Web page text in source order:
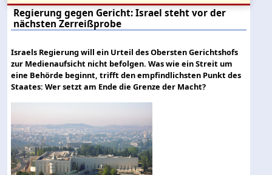
Regierung gegen Gericht: Israel steht vor der
nächsten Zerreißprobe
Israels Regierung will ein Urteil des Obersten Gerichtshofs
zur Medienaufsicht nicht befolgen. Was wie ein Streit um
eine Behörde beginnt, trifft den empfindlichsten Punkt des
Staates: Wer setzt am Ende die Grenze der Macht?